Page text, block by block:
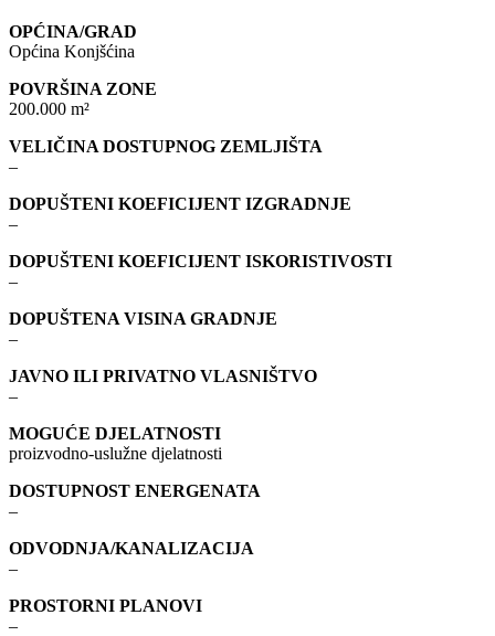
OPĆINA/GRAD
Općina Konjšćina
POVRŠINA ZONE
200.000 m²
VELIČINA DOSTUPNOG ZEMLJIŠTA
–
DOPUŠTENI KOEFICIJENT IZGRADNJE
–
DOPUŠTENI KOEFICIJENT ISKORISTIVOSTI
–
DOPUŠTENA VISINA GRADNJE
–
JAVNO ILI PRIVATNO VLASNIŠTVO
–
MOGUĆE DJELATNOSTI
proizvodno-uslužne djelatnosti
DOSTUPNOST ENERGENATA
–
ODVODNJA/KANALIZACIJA
–
PROSTORNI PLANOVI
–